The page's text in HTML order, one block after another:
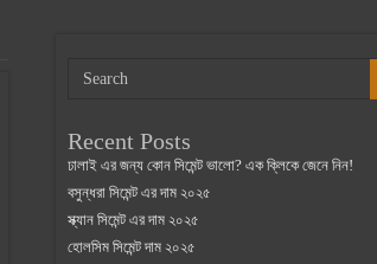
Recent Posts
ঢালাই এর জন্য কোন সিমেন্ট ভালো? এক ক্লিকে জেনে নিন!
বসুন্ধরা সিমেন্ট এর দাম ২০২৫
স্ক্যান সিমেন্ট এর দাম ২০২৫
হোলসিম সিমেন্ট দাম ২০২৫